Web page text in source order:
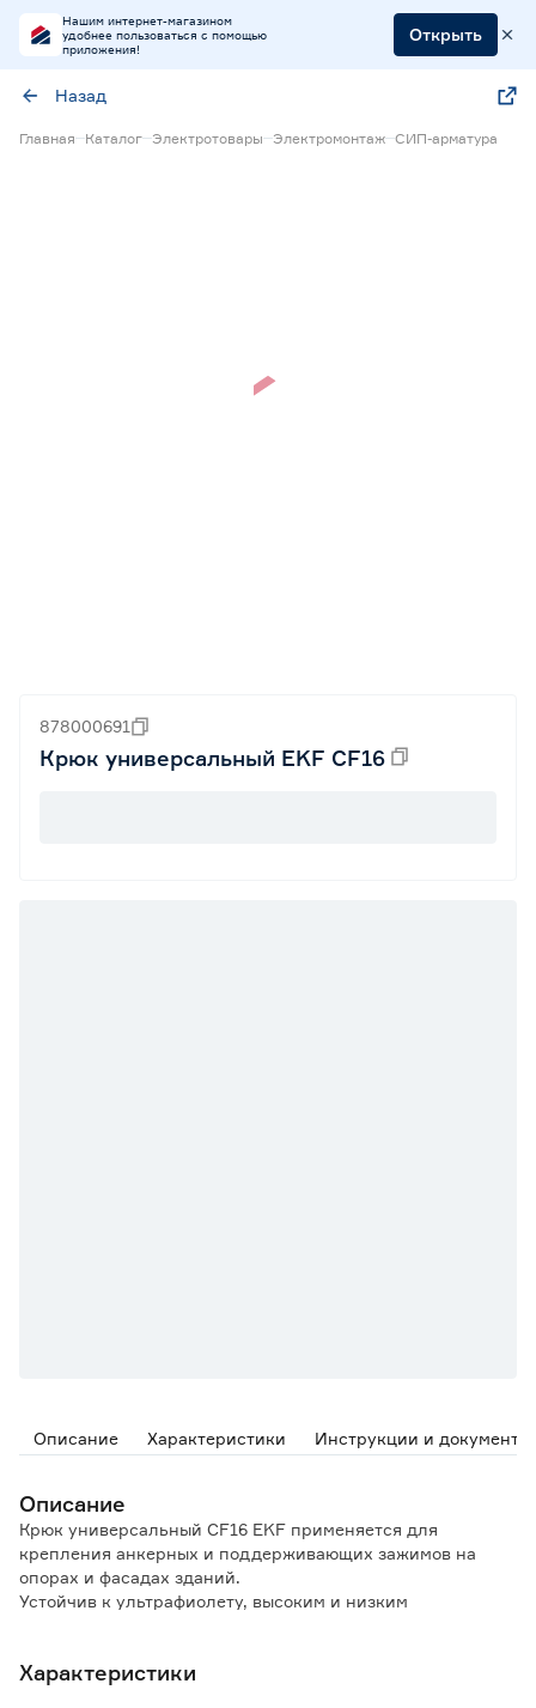
Нашим интернет-магазином
удобнее пользоваться с помощью
приложения!
Открыть
Назад
Главная Каталог Электротовары Электромонтаж СИП-арматура
878000691
Крюк универсальный EKF CF16
Описание Характеристики Инструкции и документы
Описание
Крюк универсальный CF16 EKF применяется для
крепления анкерных и поддерживающих зажимов на
опорах и фасадах зданий.
Устойчив к ультрафиолету, высоким и низким
Характеристики